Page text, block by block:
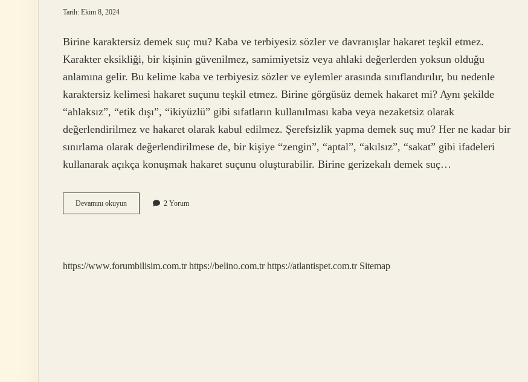
Tarih: Ekim 8, 2024
Birine karaktersiz demek suç mu? Kaba ve terbiyesiz sözler ve davranışlar hakaret teşkil etmez.
Karakter eksikliği, bir kişinin güvenilmez, samimiyetsiz veya ahlaki değerlerden yoksun olduğu
anlamına gelir. Bu kelime kaba ve terbiyesiz sözler ve eylemler arasında sınıflandırılır, bu nedenle
karaktersiz kelimesi hakaret suçunu teşkil etmez. Birine görgüsüz demek hakaret mi? Aynı şekilde
“ahlaksız”, “etik dışı”, “ikiyüzlü” gibi sıfatların kullanılması kaba veya nezaketsiz olarak
değerlendirilmez ve hakaret olarak kabul edilmez. Şerefsizlik yapma demek suç mu? Her ne kadar bir
sınırlama olarak değerlendirilmese de, bir kişiye “zengin”, “aptal”, “akılsız”, “sakat” gibi ifadeleri
kullanarak açıkça konuşmak hakaret suçunu oluşturabilir. Birine gerizekalı demek suç…
Devamını okuyunBirine
Vicdansız
2 Yorum
https://www.forumbilisim.com.tr https://belino.com.tr https://atlantispet.com.tr Sitemap